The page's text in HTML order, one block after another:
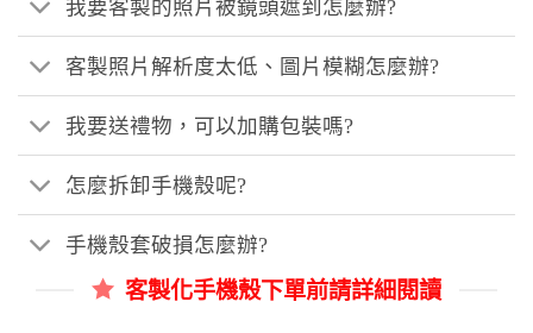
我要客製的照片被鏡頭遮到怎麼辦?
客製照片解析度太低、圖片模糊怎麼辦?
我要送禮物，可以加購包裝嗎?
怎麼拆卸手機殼呢?
手機殼套破損怎麼辦?
客製化手機殼下單前請詳細閱讀